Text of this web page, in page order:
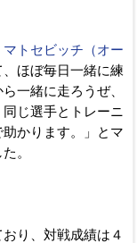
マトセビッチ（オー
ほぼ毎日一緒に練
一緒に走ろうぜ、
じ選手とトレーニ
かります。」とマ
。
り、対戦成績は４